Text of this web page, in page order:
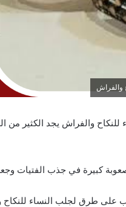
والفراش
للنكاح والفراش يجد الكثير
كبيرة في جذب الفتيات
على طرق لجلب النساء للنكاح